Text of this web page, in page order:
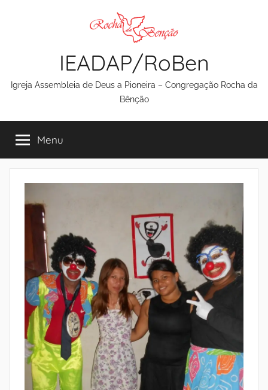
IEADAP/RoBen
Igreja Assembleia de Deus a Pioneira – Congregação Rocha da
Bênção
Menu